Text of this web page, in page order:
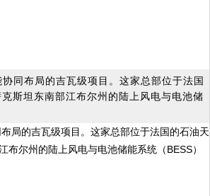
同布局的吉瓦级项目。这家总部位于法国
斯坦东南部江布尔州的陆上风电与电池储
局的吉瓦级项目。这家总部位于法国的石油天
尔州的陆上风电与电池储能系统（BESS）